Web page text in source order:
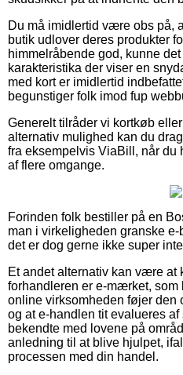
Du må imidlertid være obs på,
butik udlover deres produkter
himmelråbende god, kunne
karakteristika der viser en
med kort er imidlertid
begunstiger folk imod fup
Generelt tilråder vi kortkøb
alternativ mulighed kan du
fra eksempelvis ViaBill, når
af flere omgange.
Forinden folk bestiller på en
man i virkeligheden granske
det er dog gerne ikke super
Et andet alternativ kan være at
forhandleren er e-mærket,
online virksomheden føjer den
og at e-handlen tit evalueres
bekendte med lovene på
anledning til at blive hjulpet,
processen med din handel.